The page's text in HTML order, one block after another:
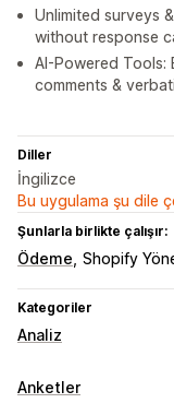
Unlimited surveys
without response
AI-Powered Tools:
comments &
Diller
İngilizce
Bu uygulama şu dile
Şunlarla birlikte çalışır:
Ödeme Shopify
Kategoriler
Analiz
Anketler